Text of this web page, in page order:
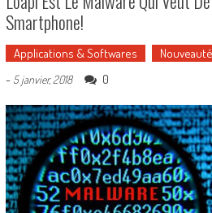
Smartphone!
Applications & Softwares
- 5 janvier, 2018 0